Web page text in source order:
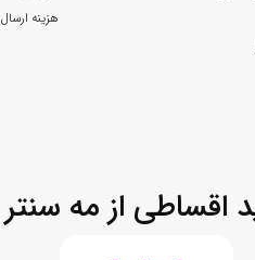
هزینه ارسال
اقساطی از مه سنتر